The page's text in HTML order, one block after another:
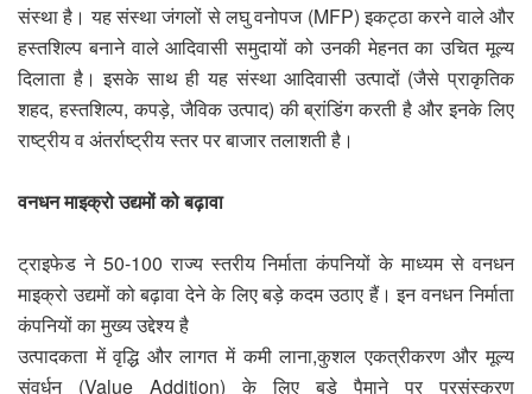
संस्था है। यह संस्था जंगलों से लघु वनोपज (MFP) इकट्ठा करने वाले और
हस्तशिल्प बनाने वाले आदिवासी समुदायों को उनकी मेहनत का उचित मूल्य
दिलाता है। इसके साथ ही यह संस्था आदिवासी उत्पादों (जैसे प्राकृतिक
शहद, हस्तशिल्प, कपड़े, जैविक उत्पाद) की ब्रांडिंग करती है और इनके लिए
राष्ट्रीय व अंतर्राष्ट्रीय स्तर पर बाजार तलाशती है।
​वनधन माइक्रो उद्यमों को बढ़ावा
ट्राइफेड ने 50-100 राज्य स्तरीय निर्माता कंपनियों के माध्यम से वनधन
माइक्रो उद्यमों को बढ़ावा देने के लिए बड़े कदम उठाए हैं। इन वनधन निर्माता
कंपनियों का मुख्य उद्देश्य है
​उत्पादकता में वृद्धि और लागत में कमी लाना,​कुशल एकत्रीकरण और मूल्य
संवर्धन (Value Addition) के लिए बड़े पैमाने पर प्रसंस्करण